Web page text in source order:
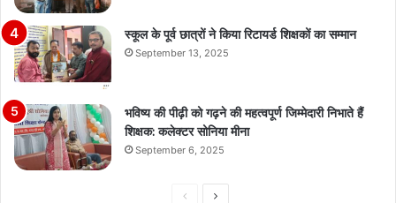
स्कूल के पूर्व छात्रों ने किया रिटायर्ड शिक्षकों का सम्मान
September 13, 2025
भविष्य की पीढ़ी को गढ़ने की महत्वपूर्ण जिम्मेदारी निभाते हैं
शिक्षक: कलेक्टर सोनिया मीना
September 6, 2025
PreviousNext